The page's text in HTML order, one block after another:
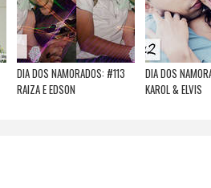
DIA DOS NAMORADOS: #113
RAIZA E EDSON
DIA DOS
KAROL & ELVIS